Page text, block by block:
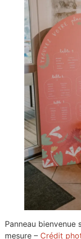
Panneau
mesure – Crédit